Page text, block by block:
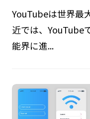
YouTubeは世界最
近では、YouTube
能界に進...